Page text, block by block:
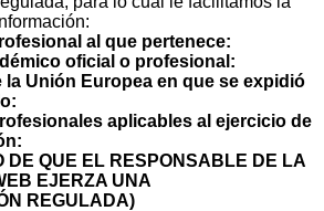
al que pertenece:
oficial o profesional:
la Unión Europea en que se expidió
aplicables al ejercicio de
DE QUE EL RESPONSABLE DE LA
EJERZA UNA
REGULADA)